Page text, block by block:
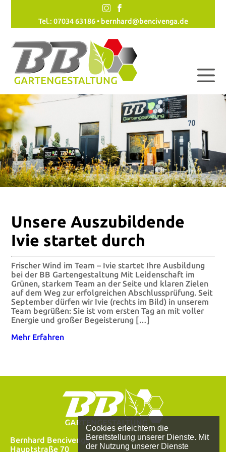
Cookies erleichtern die
Bereitstellung unserer Dienste. Mit
der Nutzung unserer Dienste
Tel.: 07034 63186 • bernhard@bencivenga.de
Unsere Auszubildende
Ivie startet durch
Frischer Wind im Team – Ivie startet Ihre Ausbildung
bei der BB Gartengestaltung Mit Leidenschaft im
Grünen, starkem Team an der Seite und klaren Zielen
auf dem Weg zur erfolgreichen Abschlussprüfung. Seit
September dürfen wir Ivie (rechts im Bild) in unserem
Team begrüßen: Sie ist vom ersten Tag an mit voller
Energie und großer Begeisterung […]
Mehr Erfahren
Bernhard Bencivenga
Hauptstraße 70